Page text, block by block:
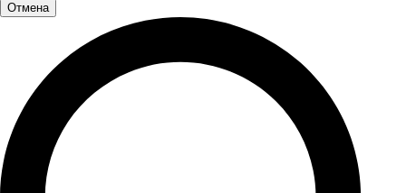
Отмена